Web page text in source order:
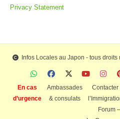
Privacy Statement
Infos Locales au Japon - tous
En cas
d’urgence
Ambassades
& consulats
Contacter
Forum –